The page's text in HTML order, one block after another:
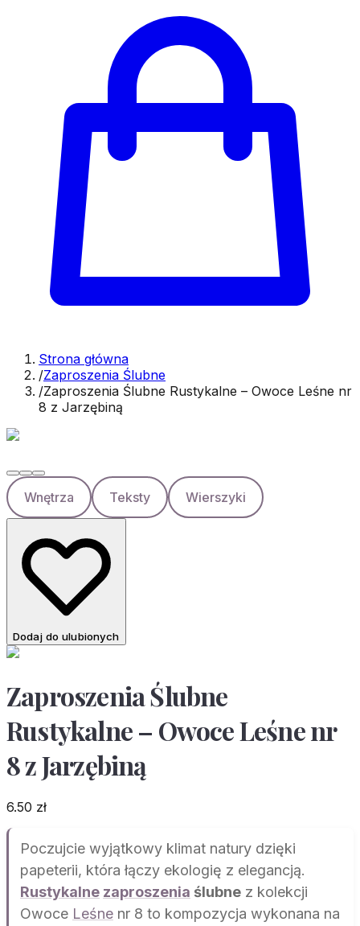
Strona główna
/Zaproszenia Ślubne
/Zaproszenia Ślubne Rustykalne – Owoce Leśne nr
8 z Jarzębiną
Wnętrza Teksty Wierszyki
Dodaj do ulubionych
Zaproszenia Ślubne
Rustykalne – Owoce Leśne nr
8 z Jarzębiną
6.50 zł
Poczujcie wyjątkowy klimat natury dzięki
papeterii, która łączy ekologię z elegancją.
Rustykalne zaproszenia ślubne z kolekcji
Owoce Leśne nr 8 to kompozycja wykonana na